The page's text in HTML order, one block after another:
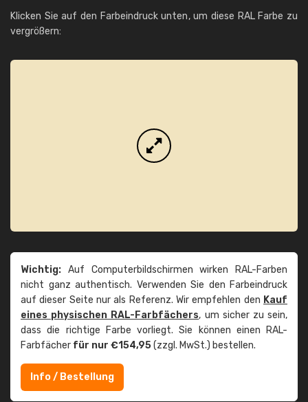
Klicken Sie auf den Farbeindruck unten, um diese RAL Farbe zu
vergrößern:
Wichtig: Auf Computerbildschirmen wirken RAL-Farben
nicht ganz authentisch. Verwenden Sie den Farbeindruck
auf dieser Seite nur als Referenz. Wir empfehlen den Kauf
eines physischen RAL-Farbfächers, um sicher zu sein,
dass die richtige Farbe vorliegt. Sie können einen RAL-
Farbfächer für nur €154,95(zzgl. MwSt.) bestellen.
Info / Bestellung